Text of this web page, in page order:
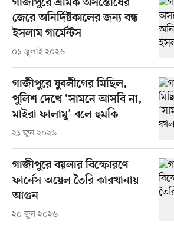
গাজীপুরে শ্রমিক অসন্তোষের
জেরে অনির্দিষ্টকালের জন্য বন্ধ
ইসলাম গার্মেন্টস
০১ জুলাই ২০২৬
গাজীপুরে যুবলীগের মিছিল,
পুলিশ দেখে ‘সামনে আসবি না,
মাইরা ফালামু’ বলে হুমকি
২১ জুন ২০২৬
গাজীপুরে বয়লার বিস্ফোরণে
ফার্নেস অয়েল তৈরি কারখানায়
আগুন
২০ জুন ২০২৬